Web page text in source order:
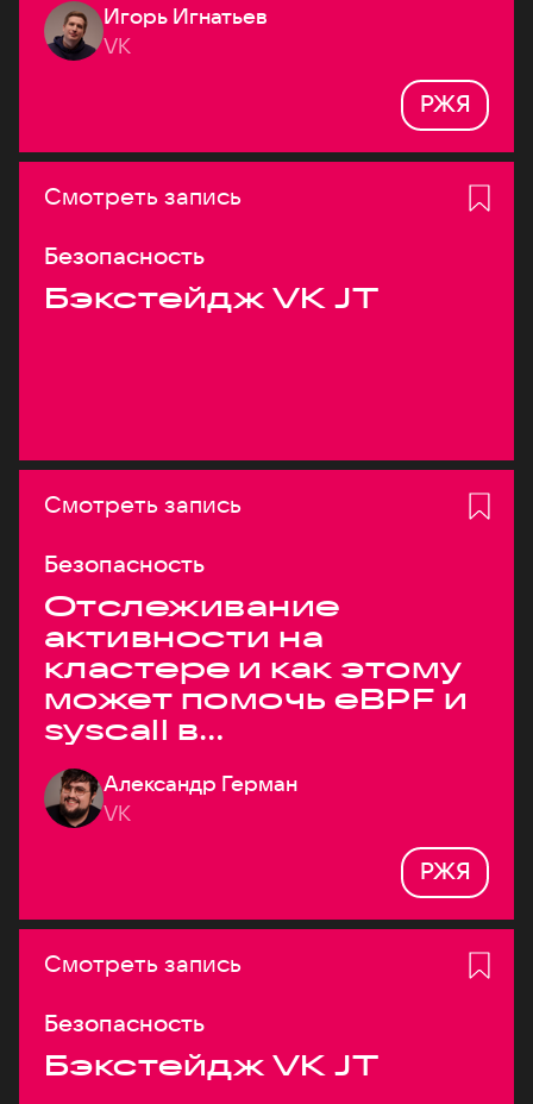
Игорь Игнатьев
VK
РЖЯ
Смотреть запись
Безопасность
Бэкстейдж VK JT
Смотреть запись
Безопасность
Отслеживание
активности на
кластере и как этому
может помочь eBPF и
syscall в
высоконагруженных
системах
Александр Герман
VK
РЖЯ
Смотреть запись
Безопасность
Бэкстейдж VK JT